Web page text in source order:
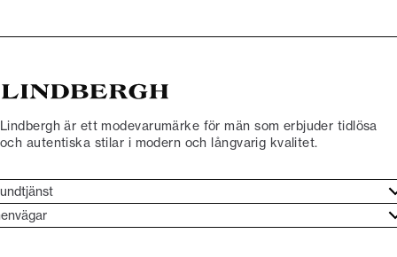
Lindbergh är ett modevarumärke för män som erbjuder tidlösa
och autentiska stilar i modern och långvarig kvalitet.